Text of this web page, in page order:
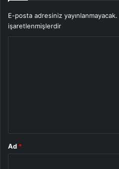
E-posta adresiniz yayınlanmayacak.
işaretlenmişlerdir
Ad *